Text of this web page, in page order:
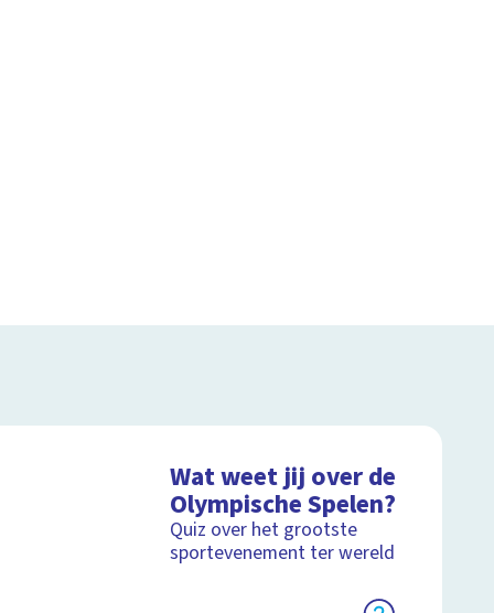
Wat weet jij over de
Olympische Spelen?
Quiz over het grootste
sportevenement ter wereld